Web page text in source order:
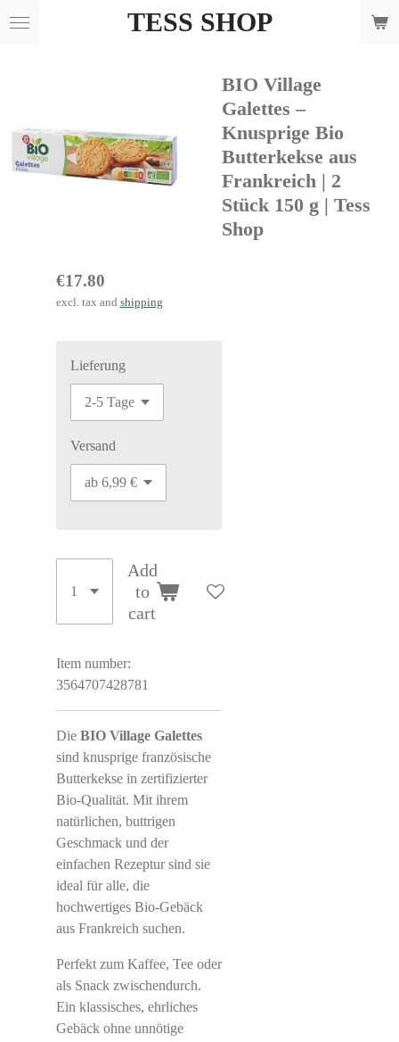
Skip
TESS SHOP
BIO Village
Galettes –
Knusprige Bio
Butterkekse aus
Frankreich | 2
Stück 150 g | Tess
Shop
€17.80
excl. tax and shipping
Lieferung
Versand
Add
to
cart
Item number:
3564707428781
Die BIO Village Galettes
sind knusprige französische
Butterkekse in zertifizierter
Bio-Qualität. Mit ihrem
natürlichen, buttrigen
Geschmack und der
einfachen Rezeptur sind sie
ideal für alle, die
hochwertiges Bio-Gebäck
aus Frankreich suchen.
Perfekt zum Kaffee, Tee oder
als Snack zwischendurch.
Ein klassisches, ehrliches
Gebäck ohne unnötige